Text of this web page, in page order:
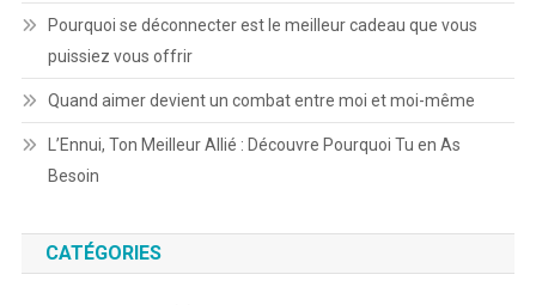
Pourquoi se déconnecter est le meilleur cadeau que vous
puissiez vous offrir
Quand aimer devient un combat entre moi et moi-même
L’Ennui, Ton Meilleur Allié : Découvre Pourquoi Tu en As
Besoin
CATÉGORIES